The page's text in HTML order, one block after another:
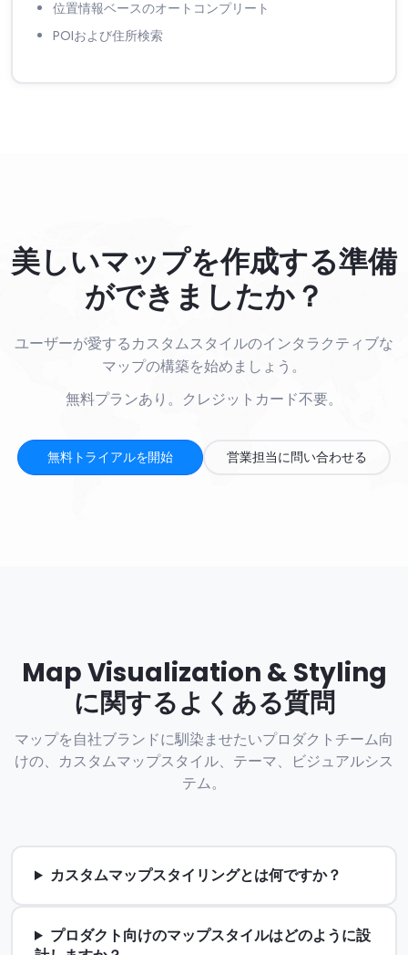
位置情報ベースのオートコンプリート
POIおよび住所検索
美しいマップを作成する準備
ができましたか？
ユーザーが愛するカスタムスタイルのインタラクティブな
マップの構築を始めましょう。
無料プランあり。クレジットカード不要。
無料トライアルを開始 営業担当に問い合わせる
Map Visualization & Styling
に関するよくある質問
マップを自社ブランドに馴染ませたいプロダクトチーム向
けの、カスタムマップスタイル、テーマ、ビジュアルシス
テム。
カスタムマップスタイリングとは何ですか？
プロダクト向けのマップスタイルはどのように設